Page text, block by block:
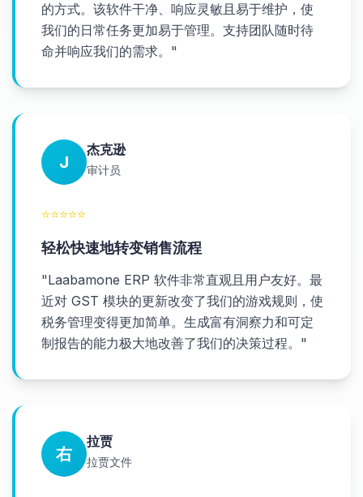
的方式。该软件干净、响应灵敏且易于维护，使
我们的日常任务更加易于管理。支持团队随时待
命并响应我们的需求。 "
J
杰克逊
审计员
⭐⭐⭐⭐⭐
轻松快速地转变销售流程
"Laabamone ERP 软件非常直观且用户友好。最
近对 GST 模块的更新改变了我们的游戏规则，使
税务管理变得更加简单。生成富有洞察力和可定
制报告的能力极大地改善了我们的决策过程。 "
右
拉贾
拉贾文件